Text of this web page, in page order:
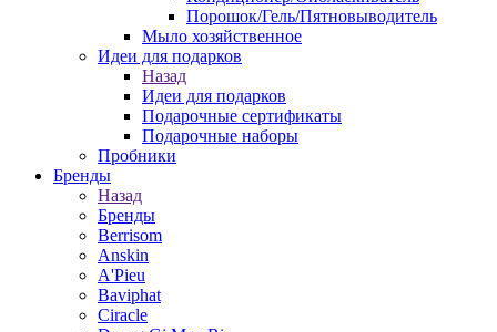
Порошок/Гель/Пятновыводитель
Мыло хозяйственное
Идеи для подарков
Назад
Идеи для подарков
Подарочные сертификаты
Подарочные наборы
Пробники
Бренды
Назад
Бренды
Berrisom
Anskin
A'Pieu
Baviphat
Ciracle